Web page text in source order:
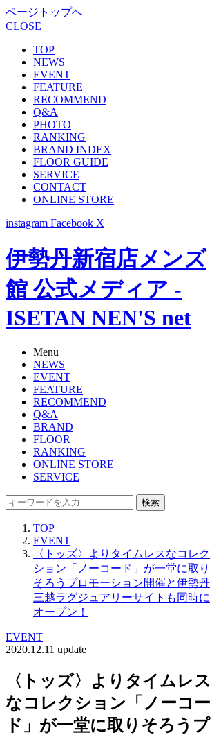
ページトップへ
CLOSE
TOP
NEWS
EVENT
FEATURE
RECOMMEND
Q&A
PHOTO
RANKING
BRAND INDEX
FLOOR GUIDE
SERVICE
CONTACT
ONLINE STORE
instagram Facebook X
伊勢丹新宿店メンズ
館 公式メディア -
ISETAN NEN'S net
Menu
NEWS
EVENT
FEATURE
RECOMMEND
Q&A
BRAND
FLOOR
RANKING
ONLINE STORE
SERVICE
検索
TOP
EVENT
〈トッズ〉よりタイムレスなコレク
ション「ノーコード」が一堂に取り
そろうプロモーション開催と伊勢丹
三越ラグジュアリーサイトも同時に
オープン！
EVENT
2020.12.11 update
〈トッズ〉よりタイムレス
なコレクション「ノーコー
ド」が一堂に取りそろうプ